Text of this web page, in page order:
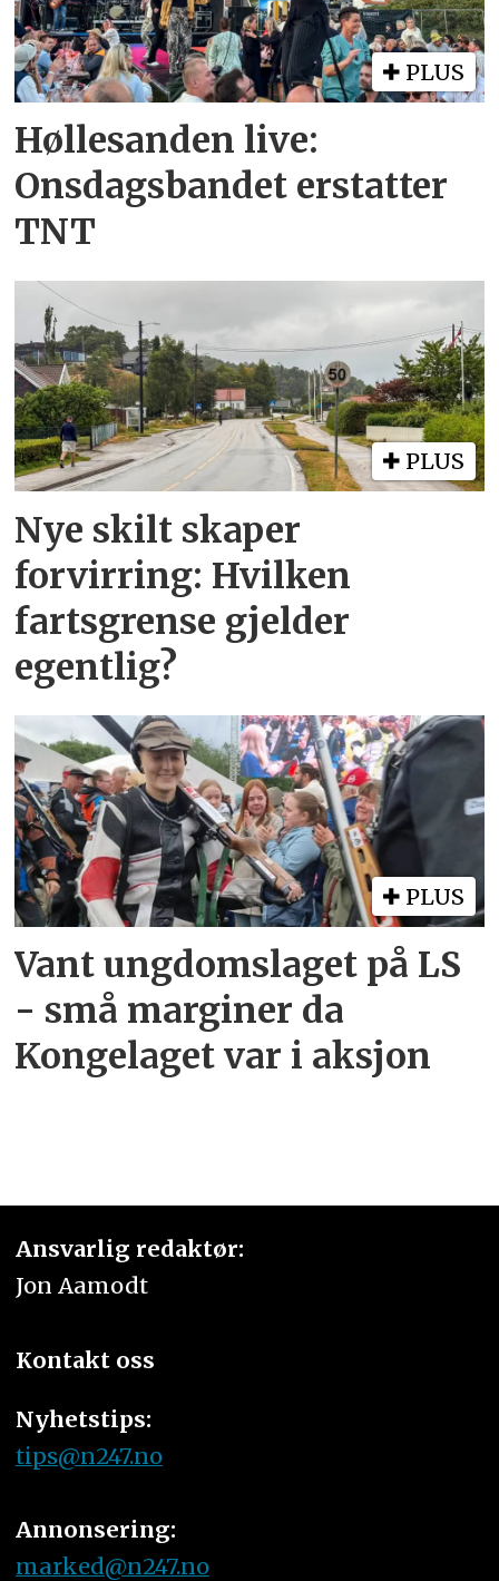
PLUS
Høllesanden live:
Onsdagsbandet erstatter
TNT
PLUS
Nye skilt skaper
forvirring: Hvilken
fartsgrense gjelder
egentlig?
PLUS
Vant ungdomslaget på LS
- små marginer da
Kongelaget var i aksjon
Ansvarlig redaktør:
Jon Aamodt
Kontakt oss
Nyhetstips:
tips@n247.no
Annonsering:
marked@n247.no